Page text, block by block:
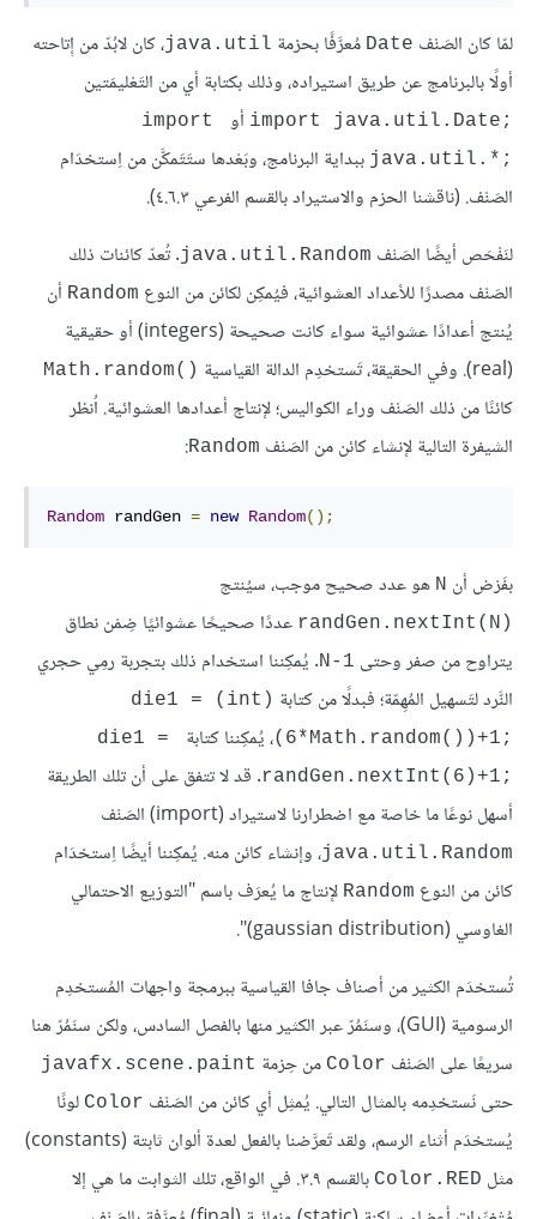
لمّا كان الصَنْف Date مُعرَّفًا بحزمة java.util، كان لابُدّ من إِتاحته
أولًا بالبرنامج عن طريق استيراده، وذلك بكتابة أي من التَعْليمَتين
import java.util.Date;‎ أو
import
java.util.*;‎ ببداية البرنامج، وبَعْدها ستَتَمكَّن من اِستخدَام
الصَنْف. (ناقشنا الحزم والاستيراد بالقسم الفرعي ٤.٦.٣).
لنَفْحَص أيضًا الصَنْف java.util.Random. تُعدّ كائنات ذلك
الصَنْف مصدرًا للأعداد العشوائية، فيُمكِن لكائن من النوع Random أن
يُنتج أعدادًا عشوائية سواء كانت صحيحة (integers) أو حقيقية
(real). وفي الحقيقة، تَستخدِم الدالة القياسية
Math.random()‎
كائنًا من ذلك الصَنْف وراء الكواليس؛ لإنتاج أعدادها العشوائية. اُنظر
الشيفرة التالية لإنشاء كائن من الصَنْف Random
:
Random randGen = new Random();
بفَرْض أن N هو عدد صحيح موجب، سيُنتج
randGen.nextInt(N)‎ عددًا صحيحًا عشوائيًا ضِمْن نطاق
يتراوح من صفر وحتى N-1. يُمكِننا استخدام ذلك بتجربة رمِي حجري
النَّرد لتَسهيل المُهِمّة؛ فبدلًا من كتابة die1 = (int)
(6*Math.random())+1;‎، يُمكِننا كتابة
die1 =
randGen.nextInt(6)+1;‎. قد لا تتفق على أن تلك الطريقة
أسهل نوعًا ما خاصة مع اضطرارنا لاستيراد (import) الصَنْف
java.util.Random، وإنشاء كائن منه. يُمكِننا أيضًا اِستخدَام
كائن من النوع Random لإنتاج ما يُعرَف باسم "التوزيع الاحتمالي
الغاوسي (gaussian distribution)".
تُستخدَم الكثير من أصناف جافا القياسية ببرمجة واجهات المُستخدِم
الرسومية (GUI)، وسنَمُرّ عبر الكثير منها بالفصل السادس، ولكن سنَمُرّ هنا
سريعًا على الصَنْف Color من حِزمة javafx.scene.paint
حتى نَستخدِمه بالمثال التالي. يُمثِل أي كائن من الصَنْف Color لونًا
يُستخدَم أثناء الرسم، ولقد تَعرَّضنا بالفعل لعدة ألوان ثابتة (constants)
مثل Color.RED
بالقسم ٣.٩. في الواقع، تلك الثوابت ما هي إلا